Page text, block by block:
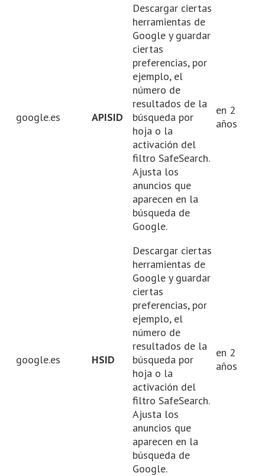
google.es APISID
Descargar ciertas
herramientas de
Google y guardar
ciertas
preferencias, por
ejemplo, el
número de
resultados de la
búsqueda por
hoja o la
activación del
filtro SafeSearch.
Ajusta los
anuncios que
aparecen en la
búsqueda de
Google.
en 2
años
google.es HSID
Descargar ciertas
herramientas de
Google y guardar
ciertas
preferencias, por
ejemplo, el
número de
resultados de la
búsqueda por
hoja o la
activación del
filtro SafeSearch.
Ajusta los
anuncios que
aparecen en la
búsqueda de
Google.
en 2
años